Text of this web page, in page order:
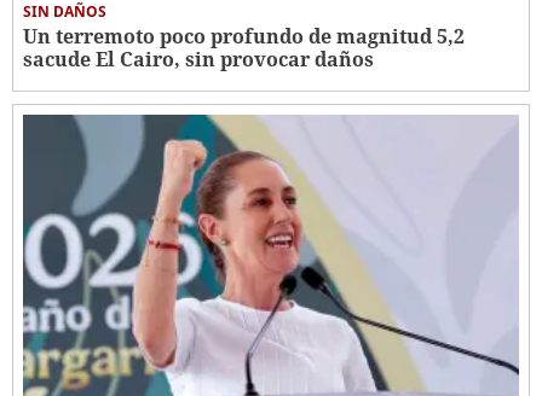
SIN DAÑOS
Un terremoto poco profundo de magnitud 5,2
sacude El Cairo, sin provocar daños